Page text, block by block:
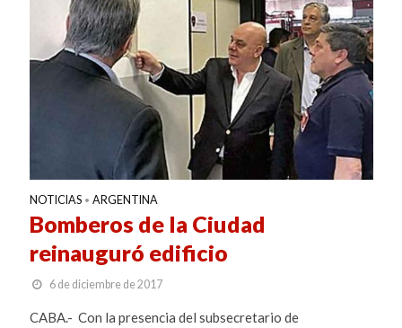
NOTICIAS • ARGENTINA
Bomberos de la Ciudad
reinauguró edificio
6 de diciembre de 2017
CABA.- Con la presencia del subsecretario de